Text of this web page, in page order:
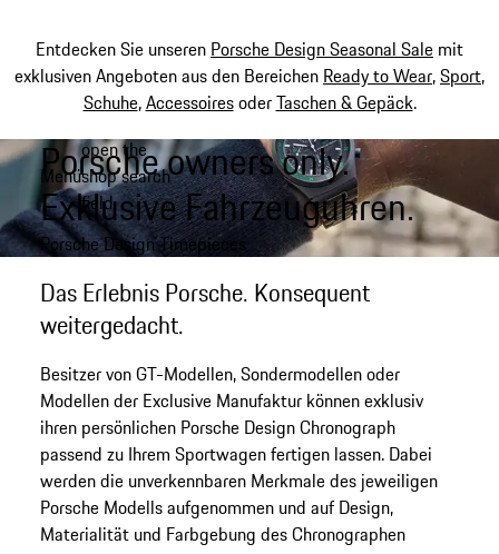
Entdecken Sie unseren Porsche Design Seasonal Sale mit
exklusiven Angeboten aus den Bereichen Ready to Wear,Sport,
Schuhe,AccessoiresoderTaschen & Gepäck.
Zum
Hauptinhalt
springen
Menü
open the
shop search
field
My shopping bag, 0
Porsche owners only.
Exklusive Fahrzeuguhren.
Porsche Design Timepieces
Das Erlebnis Porsche. Konsequent
weitergedacht.
Besitzer von GT-Modellen, Sondermodellen oder
Modellen der Exclusive Manufaktur können exklusiv
ihren persönlichen Porsche Design Chronograph
passend zu Ihrem Sportwagen fertigen lassen. Dabei
werden die unverkennbaren Merkmale des jeweiligen
Porsche Modells aufgenommen und auf Design,
Materialität und Farbgebung des Chronographen